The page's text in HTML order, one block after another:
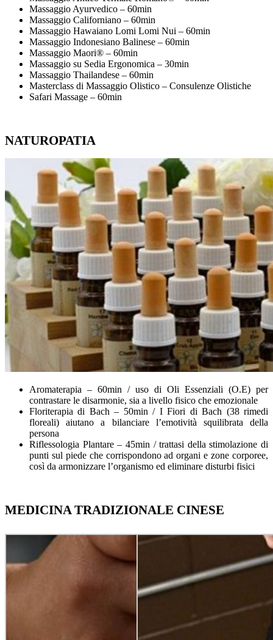
Massaggio Ayurvedico – 60min
Massaggio Californiano – 60min
Massaggio Hawaiano Lomi Lomi Nui – 60min
Massaggio Indonesiano Balinese – 60min
Massaggio Maori® – 60min
Massaggio su Sedia Ergonomica – 30min
Massaggio Thailandese – 60min
Masterclass di Massaggio Olistico – Consulenze Olistiche
Safari Massage – 60min
NATUROPATIA
Aromaterapia – 60min / uso di Oli Essenziali (O.E) per
contrastare le disarmonie, sia a livello fisico che emozionale
Floriterapia di Bach – 50min / I Fiori di Bach (38 rimedi
floreali) aiutano a bilanciare l’emotività squilibrata della
persona
Riflessologia Plantare – 45min / trattasi della stimolazione di
punti sul piede che corrispondono ad organi e zone corporee,
così da armonizzare l’organismo ed eliminare disturbi fisici
MEDICINA TRADIZIONALE CINESE